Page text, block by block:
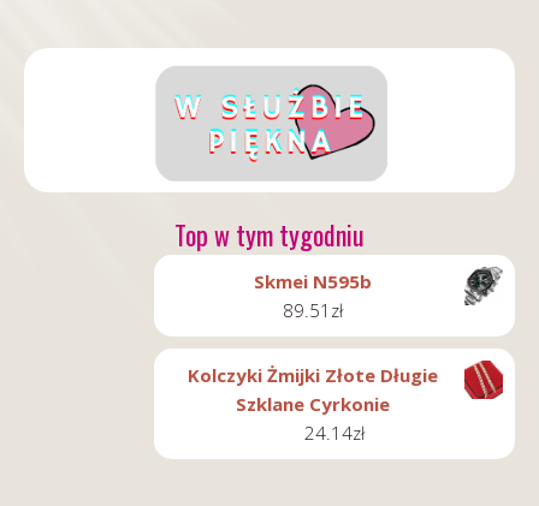
Top w tym tygodniu
Skmei N595b
89.51 zł
Kolczyki Żmijki Złote Długie
Szklane Cyrkonie
24.14zł